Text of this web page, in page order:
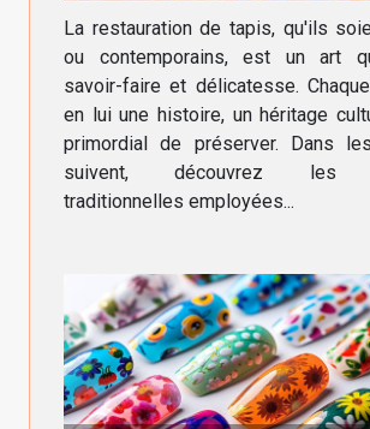
anciens et modernes
La restauration de tapis, qu'ils
ou contemporains, est un art
savoir-faire et délicatesse.
en lui une histoire, un héritage
primordial de préserver. Dans
suivent, découvrez les
traditionnelles employées...